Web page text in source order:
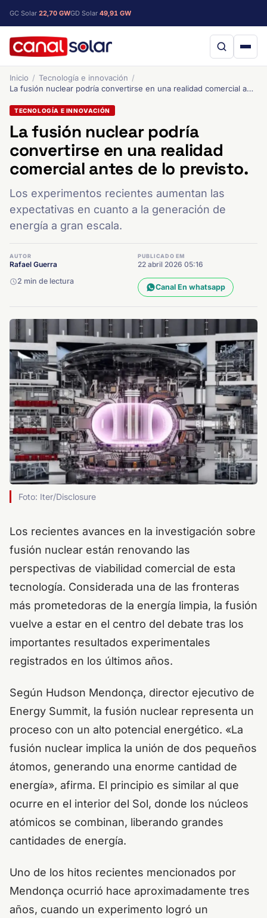
GC Solar 22,70 GWGD Solar 49,91 GW
Inicio
Tecnología e innovación
La fusión nuclear podría convertirse en una realidad comercial antes de lo previsto.
TECNOLOGÍA E INNOVACIÓN
La fusión nuclear podría
convertirse en una realidad
comercial antes de lo previsto.
Los experimentos recientes aumentan las
expectativas en cuanto a la generación de
energía a gran escala.
AUTOR
Rafael Guerra
PUBLICADO EM
22 abril 2026 05:16
2 min de lectura
Canal En whatsapp
Foto: Iter/Disclosure
Los recientes avances en la investigación sobre
fusión nuclear están renovando las
perspectivas de viabilidad comercial de esta
tecnología. Considerada una de las fronteras
más prometedoras de la energía limpia, la fusión
vuelve a estar en el centro del debate tras los
importantes resultados experimentales
registrados en los últimos años.
Según Hudson Mendonça, director ejecutivo de
Energy Summit, la fusión nuclear representa un
proceso con un alto potencial energético. «La
fusión nuclear implica la unión de dos pequeños
átomos, generando una enorme cantidad de
energía», afirma. El principio es similar al que
ocurre en el interior del Sol, donde los núcleos
atómicos se combinan, liberando grandes
cantidades de energía.
Uno de los hitos recientes mencionados por
Mendonça ocurrió hace aproximadamente tres
años, cuando un experimento logró un